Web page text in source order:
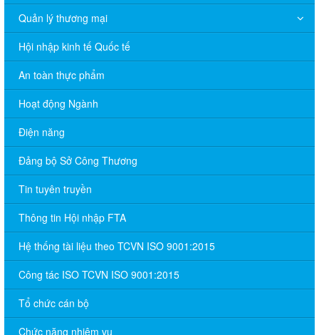
Quản lý thương mại
Hội nhập kinh tế Quốc tế
An toàn thực phẩm
Hoạt động Ngành
Điện năng
Đảng bộ Sở Công Thương
Tin tuyên truyền
Thông tin Hội nhập FTA
Hệ thống tài liệu theo TCVN ISO 9001:2015
Công tác ISO TCVN ISO 9001:2015
Tổ chức cán bộ
Chức năng nhiệm vụ